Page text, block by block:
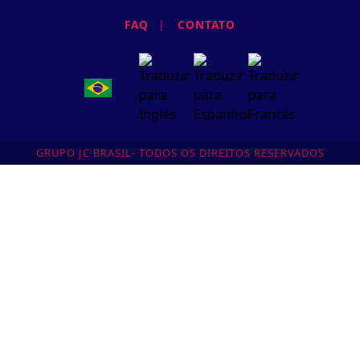
FAQ | CONTATO
GRUPO JC BRASIL- TODOS OS DIREITOS RESERVADOS